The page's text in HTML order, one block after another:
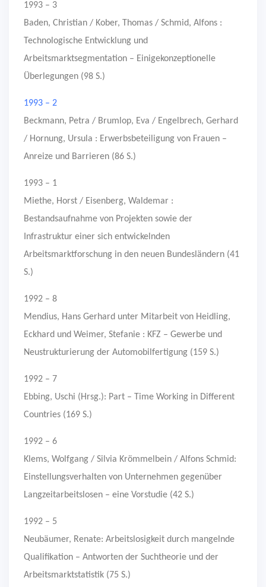
1993 – 3
Baden, Christian / Kober, Thomas / Schmid, Alfons :
Technologische Entwicklung und
Arbeitsmarktsegmentation – Einigekonzeptionelle
Überlegungen (98 S.)
1993 – 2
Beckmann, Petra / Brumlop, Eva / Engelbrech, Gerhard
/ Hornung, Ursula : Erwerbsbeteiligung von Frauen –
Anreize und Barrieren (86 S.)
1993 – 1
Miethe, Horst / Eisenberg, Waldemar :
Bestandsaufnahme von Projekten sowie der
Infrastruktur einer sich entwickelnden
Arbeitsmarktforschung in den neuen Bundesländern (41
S.)
1992 – 8
Mendius, Hans Gerhard unter Mitarbeit von Heidling,
Eckhard und Weimer, Stefanie : KFZ – Gewerbe und
Neustrukturierung der Automobilfertigung (159 S.)
1992 – 7
Ebbing, Uschi (Hrsg.): Part – Time Working in Different
Countries (169 S.)
1992 – 6
Klems, Wolfgang / Silvia Krömmelbein / Alfons Schmid:
Einstellungsverhalten von Unternehmen gegenüber
Langzeitarbeitslosen – eine Vorstudie (42 S.)
1992 – 5
Neubäumer, Renate: Arbeitslosigkeit durch mangelnde
Qualifikation – Antworten der Suchtheorie und der
Arbeitsmarktstatistik (75 S.)